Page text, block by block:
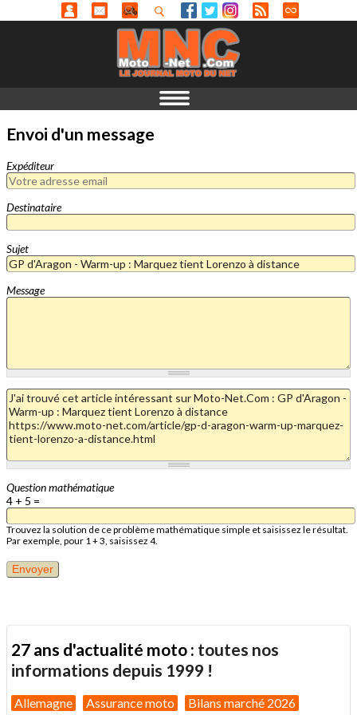
Envoi d'un message
Expéditeur
Destinataire
Sujet
Message
Question mathématique
4 + 5 =
Trouvez la solution de ce problème mathématique simple et saisissez le résultat.
Par exemple, pour 1 + 3, saisissez 4.
27 ans d'actualité moto : toutes nos
informations depuis 1999 !
Allemagne Assurance moto Bilans marché 2026